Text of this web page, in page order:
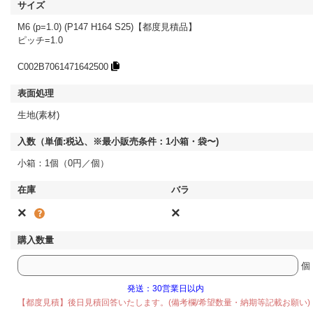
M6 (p=1.0) (P147 H164 S25)【都度見積品】
ピッチ=1.0
C002B7061471642500
生地(素材)
小箱：1個（0円／個）
× ×
個
発送：30営業日以内
【都度見積】後日見積回答いたします。(備考欄/希望数量・納期等記載お願い)